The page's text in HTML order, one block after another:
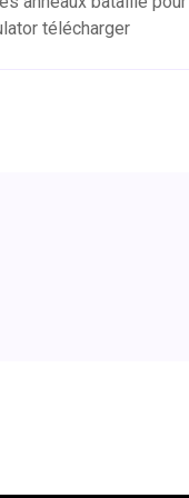
télécharger